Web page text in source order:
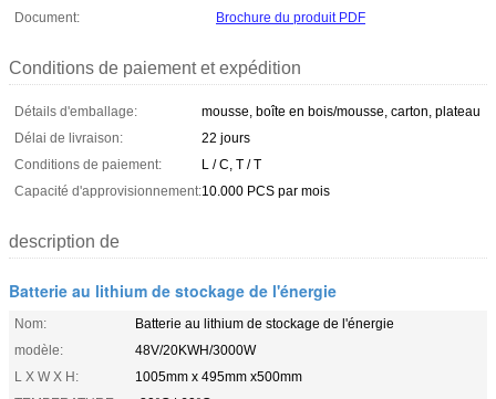
Document:
Brochure du produit PDF
Conditions de paiement et expédition
Détails d'emballage:
mousse, boîte en bois/mousse, carton, plateau
Délai de livraison:
22 jours
Conditions de paiement:
L / C, T / T
Capacité d'approvisionnement:10.000 PCS par mois
description de
Batterie au lithium de stockage de l'énergie
Nom:
Batterie au lithium de stockage de l'énergie
modèle:
48V/20KWH/3000W
L X W X H:
1005mm x 495mm x500mm